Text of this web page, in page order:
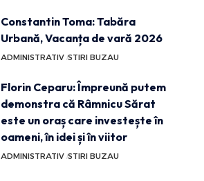
Constantin Toma: Tabăra
Urbană, Vacanța de vară 2026
ADMINISTRATIV STIRI BUZAU
Florin Ceparu: Împreună putem
demonstra că Râmnicu Sărat
este un oraș care investește în
oameni, în idei și în viitor
ADMINISTRATIV STIRI BUZAU